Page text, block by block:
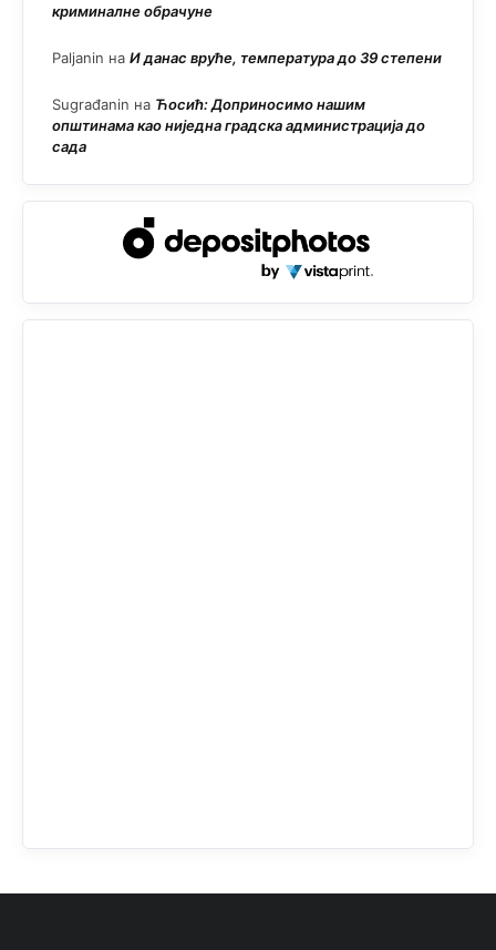
криминалне обрачуне
Paljanin на И данас вруће, температура до 39 степени
Sugrađanin на Ћосић: Доприносимо нашим
општинама као ниједна градска администрација до
сада